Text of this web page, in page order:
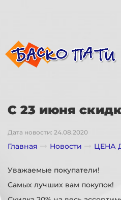
С 23 июня
Дата новости: 24.08.2020
Главная Новости ЦЕНА
Уважаемые покупатели!
Самых лучших вам покупок!